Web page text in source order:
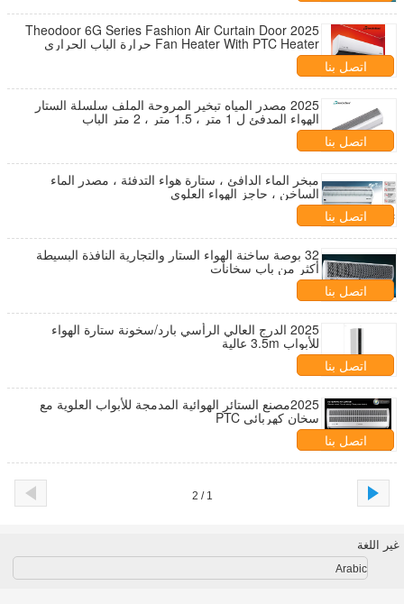
2025 Theodoor 6G Series Fashion Air Curtain Door
Fan Heater With PTC Heater حرارة الباب الحراري
شاشة الهواء
اتصل بنا
2025 مصدر المياه تبخير المروحة الملف سلسلة الستار
الهواء المدفئ ل 1 متر ، 1.5 متر ، 2 متر الباب
اتصل بنا
مبخر الماء الدافئ ، ستارة هواء التدفئة ، مصدر الماء
الساخن ، حاجز الهواء العلوي
اتصل بنا
32 بوصة ساخنة الهواء الستار والتجارية النافذة البسيطة
أكثر من باب سخانات
اتصل بنا
2025 الدرج العالي الرأسي بارد/سخونة ستارة الهواء
للأبواب 3.5m عالية
اتصل بنا
2025مصنع الستائر الهوائية المدمجة للأبواب العلوية مع
سخان كهربائي PTC
اتصل بنا
1 / 2
غير اللغة
Arabic